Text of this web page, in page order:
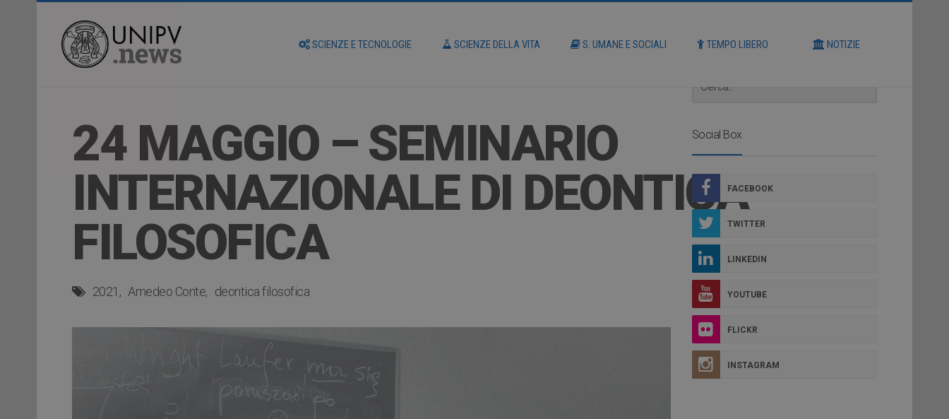
SCIENZE E TECNOLOGIE SCIENZE DELLA VITA S. UMANE E SOCIALI TEMPO LIBERO NOTIZIE
24 MAGGIO – SEMINARIO
INTERNAZIONALE DI DEONTICA
FILOSOFICA
2021 Amedeo Conte deontica filosofica
Social Box
FACEBOOK
TWITTER
LINKEDIN
YOUTUBE
FLICKR
INSTAGRAM